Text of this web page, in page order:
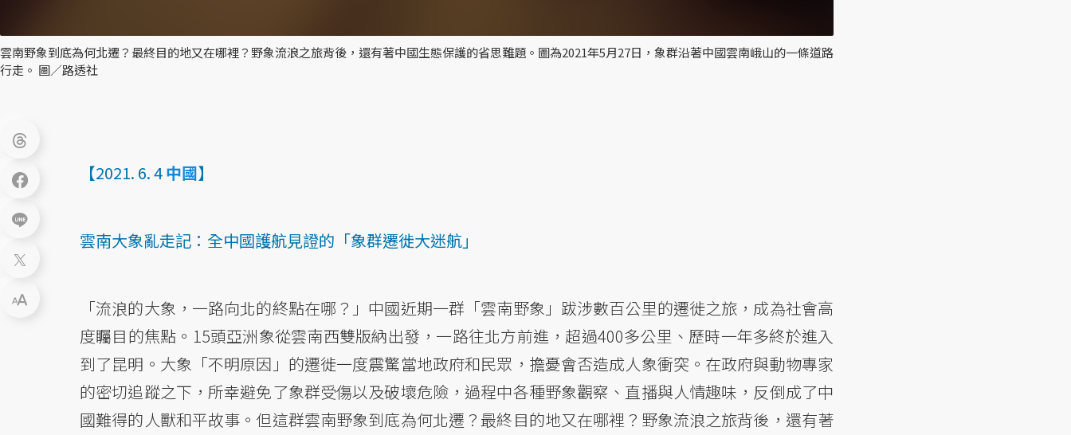
雲南野象到底為何北遷？最終目的地又在哪裡？野象流浪之旅背後，還有著中國生態保護的省思難題。圖為2021年5月27日，象群沿著中國雲南峨山的一條道路
行走。 圖／路透社
【2021. 6. 4中國】
雲南大象亂走記：全中國護航見證的「象群遷徙大迷航」
「流浪的大象，一路向北的終點在哪？」中國近期一群「雲南野象」跋涉數百公里的遷徙之旅，成為社會高
度矚目的焦點。15頭亞洲象從雲南西雙版納出發，一路往北方前進，超過400多公里、歷時一年多終於進入
到了昆明。大象「不明原因」的遷徙一度震驚當地政府和民眾，擔憂會否造成人象衝突。在政府與動物專家
的密切追蹤之下，所幸避免了象群受傷以及破壞危險，過程中各種野象觀察、直播與人情趣味，反倒成了中
國難得的人獸和平故事。但這群雲南野象到底為何北遷？最終目的地又在哪裡？野象流浪之旅背後，還有著